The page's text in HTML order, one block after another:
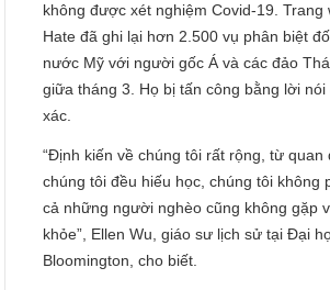
không được xét nghiệm Covid-19. Trang
Hate đã ghi lại hơn 2.500 vụ phân biệt
nước Mỹ với người gốc Á và các đảo
giữa tháng 3. Họ bị tấn công bằng lời
xác.
“Định kiến ​​về chúng tôi rất rộng, từ quan
chúng tôi đều hiếu học, chúng tôi không
cả những người nghèo cũng không gặp
khỏe”, Ellen Wu, giáo sư lịch sử tại Đại
Bloomington, cho biết.